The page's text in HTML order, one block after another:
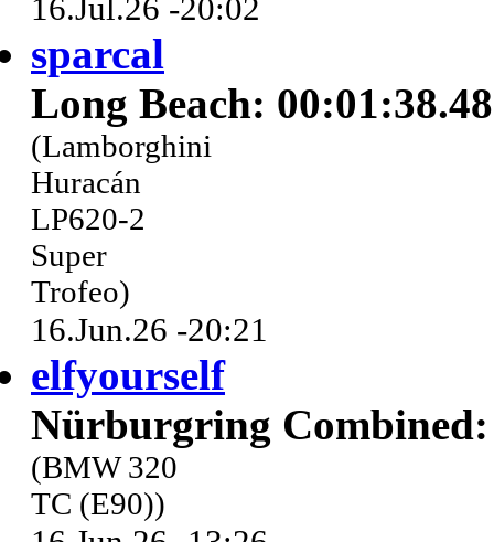
16.Jul.26 -20:02
sparcal
Long Beach:
(Lamborghini
Huracán
LP620-2
Super
Trofeo)
16.Jun.26 -20:21
elfyourself
Nürburgring Combined:
(BMW 320
TC (E90))